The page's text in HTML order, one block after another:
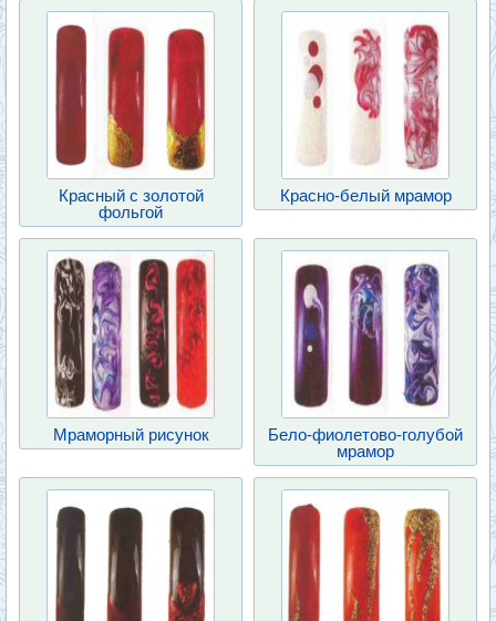
Красный с золотой
фольгой
Красно-белый мрамор
Мраморный рисунок
Бело-фиолетово-голубой
мрамор